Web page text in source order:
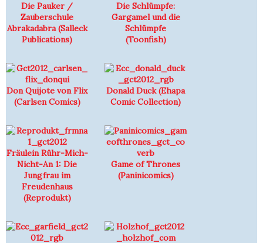
Die Pauker /
Zauberschule
Abrakadabra (Salleck
Publications)
Die Schlümpfe:
Gargamel und die
Schlümpfe
(Toonfish)
Don Quijote von Flix
(Carlsen Comics)
Donald Duck (Ehapa
Comic Collection)
Fräulein Rühr-Mich-
Nicht-An 1: Die
Jungfrau im
Freudenhaus
(Reprodukt)
Game of Thrones
(Paninicomics)